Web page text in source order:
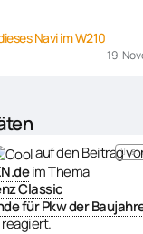
Navi im W210
19.
auf den Beitrag
im Thema
Classic
für Pkw der
reagiert.
5.